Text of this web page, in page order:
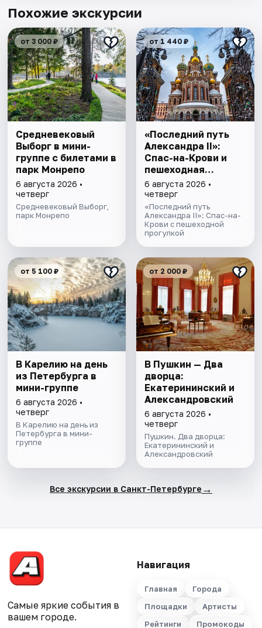
Похожие экскурсии
от 3 000 ₽
Cредневековый
Выборг в мини-
группе c билетами в
парк Монрепо
6 августа 2026 •
четверг
Средневековый Выборг,
парк Монрепо
от 1 440 ₽
«Последний путь
Александра II»:
Спас-на-Крови и
пешеходная
прогулка
6 августа 2026 •
четверг
«Последний путь
Александра II»: Спас-на-
Крови с пешеходной
прогулкой
от 5 100 ₽
В Карелию на день
из Петербурга в
мини-группе
6 августа 2026 •
четверг
В Карелию на день из
Петербурга в мини-
группе
от 2 000 ₽
В Пушкин — Два
дворца:
Екатерининский и
Александровский
6 августа 2026 •
четверг
Пушкин. Два дворца:
Екатерининский и
Александровский
Все экскурсии в Санкт-Петербурге →
Самые яркие события в
вашем городе.
Навигация
Главная
Города
Площадки
Артисты
Рейтинги
Промокоды